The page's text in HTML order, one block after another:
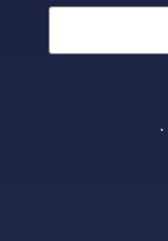
.